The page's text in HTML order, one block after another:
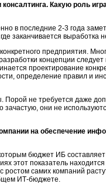
Какую роль
в последние 2-3 года
заканчивается выработка
предприятия.
концепции
проектирование
определение правил и
не требуется даже
зачастую, они не
на обеспечение
бюджет ИБ
этот показатель
ростом самих компаний
ИТ-бюджете.